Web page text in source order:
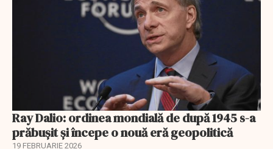
Ray Dalio: ordinea mondială de după 1945 s-a
prăbușit și începe o nouă eră geopolitică
19 FEBRUARIE 2026